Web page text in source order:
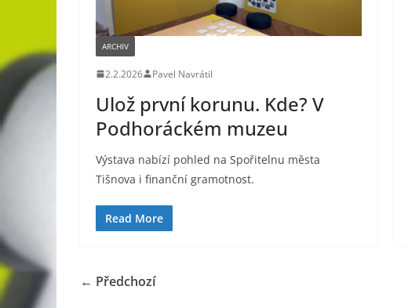
ARCHIV
2.2.2026 Pavel Navrátil
Ulož první korunu. Kde? V
Podhoráckém muzeu
Výstava nabízí pohled na Spořitelnu města
Tišnova i finanční gramotnost.
Read More
← Předchozí